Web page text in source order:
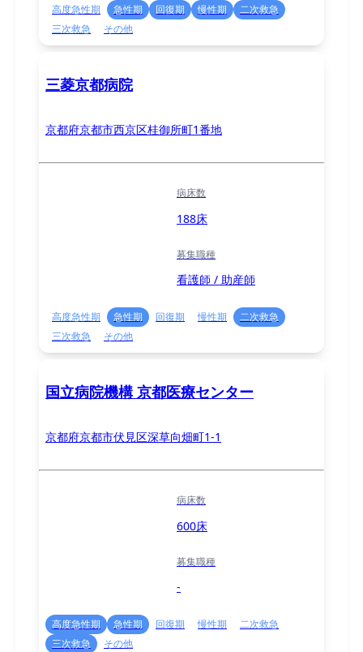
高度急性期 急性期 回復期 慢性期
二次救急
三次救急
その他
三菱京都病院
京都府京都市西京区桂御所町1番地
病床数
188床
募集職種
看護師 / 助産師
高度急性期 急性期 回復期 慢性期
二次救急
三次救急
その他
国立病院機構 京都医療センター
京都府京都市伏見区深草向畑町1-1
病床数
600床
募集職種
-
高度急性期 急性期 回復期 慢性期
二次救急
三次救急
その他